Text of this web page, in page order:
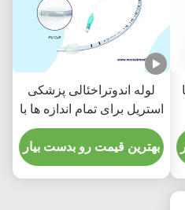
لوله اندوتراخئالی پزشکی
استریل برای تمام اندازه ها با
CE ISO
بهترین قیمت رو بدست بیار